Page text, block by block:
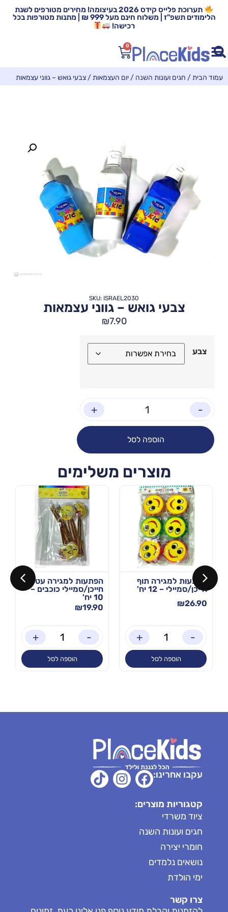
תערוכת פלייס קידס 2026 בעיצומה! מחירים מטורפים לשנת
הלימודים תשפ"ז | משלוח חינם מעל 999 ₪ | מתנות מטורפות בכל
רכישה!
0
עמוד הבית/ חגים ועונות השנה / יום העצמאות/ צבעי גואש – גווני עצמאות
SKU: ISRAEL2030
צבעי גואש – גווני עצמאות
₪7.90
צבע
-
+
הוספה לסל
מוצרים משלימים
הפתעות למגירה תוף
חייכן/סמיילי – 12 יח'
₪26.90
-
+
הוספה לסל
הפתעות למגירה עט
חייכן/סמיילי כוכבים –
10 יח'
₪19.90
-
+
הוספה לסל
עקבו אחרינו:
קטגוריות מוצרים:
ציוד משרדי
חגים ועונות השנה
חומרי יצירה
נושאים נלמדים
ימי הולדת
צרו קשר